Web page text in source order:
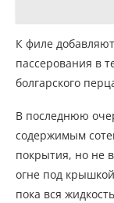
К филе
пассерования в
болгарского
В последнюю
содержимым
покрытия, но не
огне под
пока вся